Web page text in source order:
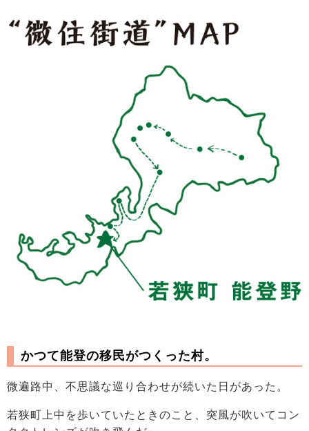
かつて能登の移民がつくった村。
微遍路中、不思議な巡り合わせが続いた日があった。
若狭町上中を歩いていたときのこと、突風が吹いてコン